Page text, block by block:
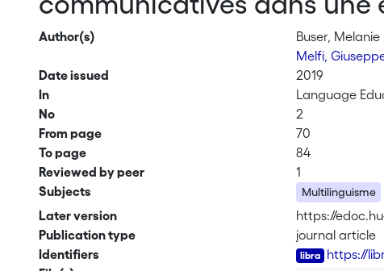
Author(s)
Buser, Melanie
Melfi,
Date issued
2019
In
Language
No
2
From page
70
To page
84
Reviewed by peer
1
Subjects
Multilinguisme
Later version
https://
Publication type
journal article
Identifiers
https://